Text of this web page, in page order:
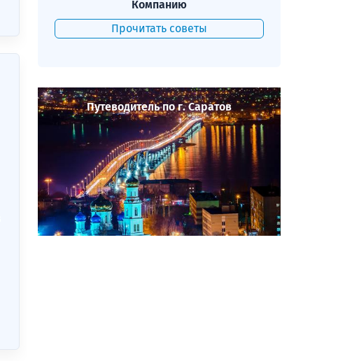
Компанию
Прочитать советы
Путеводитель по г. Саратов